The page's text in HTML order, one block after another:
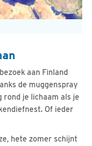
aan Finland
de muggenspray
je lichaam als je
Of ieder
hete zomer schijnt